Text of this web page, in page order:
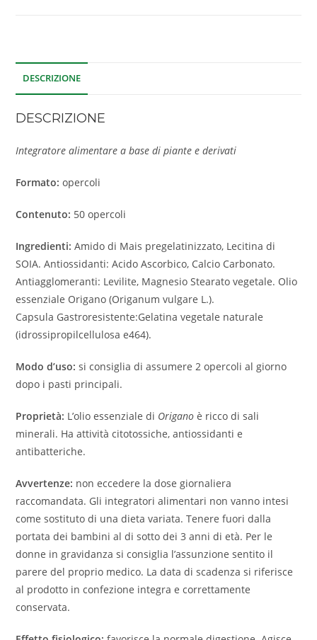
DESCRIZIONE
DESCRIZIONE
Integratore alimentare a base di piante e derivati
Formato: opercoli
Contenuto: 50 opercoli
Ingredienti: Amido di Mais pregelatinizzato, Lecitina di
SOIA. Antiossidanti: Acido Ascorbico, Calcio Carbonato.
Antiagglomeranti: Levilite, Magnesio Stearato vegetale. Olio
essenziale Origano (Origanum vulgare L.).
Capsula Gastroresistente:Gelatina vegetale naturale
(idrossipropilcellulosa e464).
Modo d’uso: si consiglia di assumere 2 opercoli al giorno
dopo i pasti principali.
Proprietà: L’olio essenziale di Origanoè ricco di sali
minerali. Ha attività citotossiche, antiossidanti e
antibatteriche.
Avvertenze: non eccedere la dose giornaliera
raccomandata. Gli integratori alimentari non vanno intesi
come sostituto di una dieta variata. Tenere fuori dalla
portata dei bambini al di sotto dei 3 anni di età. Per le
donne in gravidanza si consiglia l’assunzione sentito il
parere del proprio medico. La data di scadenza si riferisce
al prodotto in confezione integra e correttamente
conservata.